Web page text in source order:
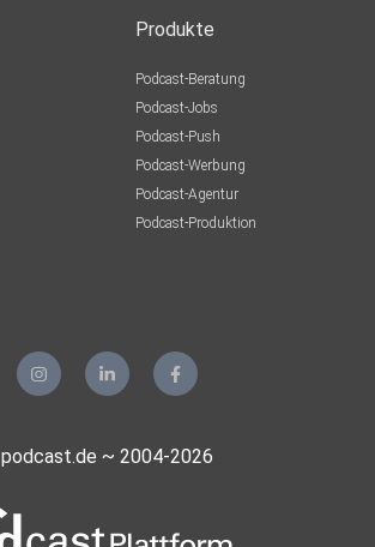
Produkte
Podcast-Beratung
Podcast-Jobs
Podcast-Push
Podcast-Werbung
Podcast-Agentur
Podcast-Produktion
podcast.de ~ 2004-2026